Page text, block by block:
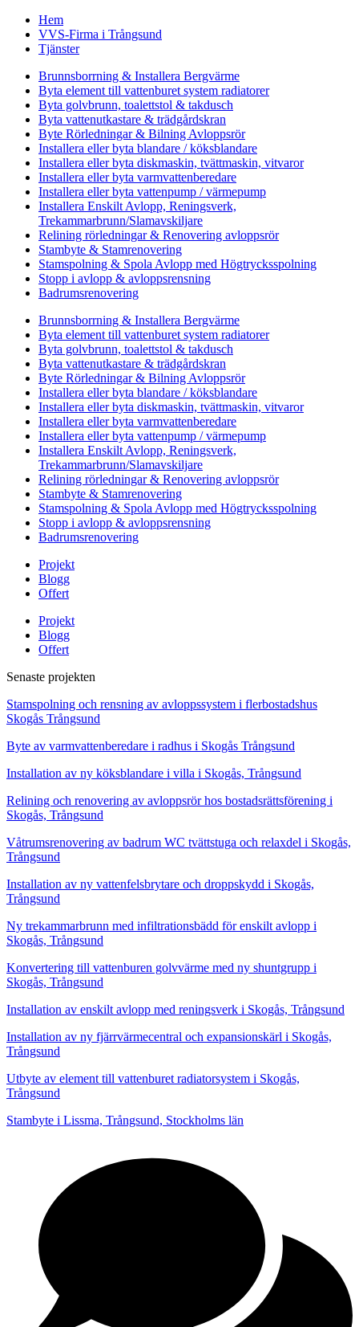
Hem
VVS-Firma i Trångsund
Tjänster
Brunnsborrning & Installera Bergvärme
Byta element till vattenburet system radiatorer
Byta golvbrunn, toalettstol & takdusch
Byta vattenutkastare & trädgårdskran
Byte Rörledningar & Bilning Avloppsrör
Installera eller byta blandare / köksblandare
Installera eller byta diskmaskin, tvättmaskin, vitvaror
Installera eller byta varmvattenberedare
Installera eller byta vattenpump / värmepump
Installera Enskilt Avlopp, Reningsverk,
Trekammarbrunn/Slamavskiljare
Relining rörledningar & Renovering avloppsrör
Stambyte & Stamrenovering
Stamspolning & Spola Avlopp med Högtrycksspolning
Stopp i avlopp & avloppsrensning
Badrumsrenovering
Brunnsborrning & Installera Bergvärme
Byta element till vattenburet system radiatorer
Byta golvbrunn, toalettstol & takdusch
Byta vattenutkastare & trädgårdskran
Byte Rörledningar & Bilning Avloppsrör
Installera eller byta blandare / köksblandare
Installera eller byta diskmaskin, tvättmaskin, vitvaror
Installera eller byta varmvattenberedare
Installera eller byta vattenpump / värmepump
Installera Enskilt Avlopp, Reningsverk,
Trekammarbrunn/Slamavskiljare
Relining rörledningar & Renovering avloppsrör
Stambyte & Stamrenovering
Stamspolning & Spola Avlopp med Högtrycksspolning
Stopp i avlopp & avloppsrensning
Badrumsrenovering
Projekt
Blogg
Offert
Projekt
Blogg
Offert
Senaste projekten
Stamspolning och rensning av avloppssystem i flerbostadshus
Skogås Trångsund
Byte av varmvattenberedare i radhus i Skogås Trångsund
Installation av ny köksblandare i villa i Skogås, Trångsund
Relining och renovering av avloppsrör hos bostadsrättsförening i
Skogås, Trångsund
Våtrumsrenovering av badrum WC tvättstuga och relaxdel i Skogås,
Trångsund
Installation av ny vattenfelsbrytare och droppskydd i Skogås,
Trångsund
Ny trekammarbrunn med infiltrationsbädd för enskilt avlopp i
Skogås, Trångsund
Konvertering till vattenburen golvvärme med ny shuntgrupp i
Skogås, Trångsund
Installation av enskilt avlopp med reningsverk i Skogås, Trångsund
Installation av ny fjärrvärmecentral och expansionskärl i Skogås,
Trångsund
Utbyte av element till vattenburet radiatorsystem i Skogås,
Trångsund
Stambyte i Lissma, Trångsund, Stockholms län